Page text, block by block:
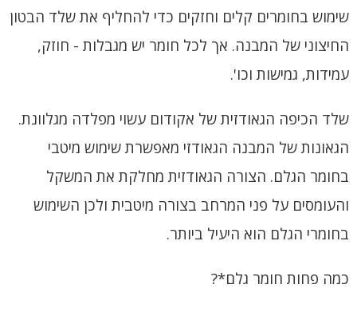
שימוש בחומרים קלים וחזקים כדי להחליף את שלד הבטון
החיצוני של המבנה. אך לכל חומר יש מגבלות - חוזק,
עמידות, גמישות וכו'.
שלד הכיפה הגאודזית של אקודום עשוי מפלדה מגלוונת.
הגאונות של המבנה הגאודזי מאפשרת שימוש מיטבי
בחומר הגלם. הצורה הגאודזית מחלקת את המשקל
והעומסים על פני המרחב בצורה מיטבית ולכן השימוש
בחומרי הגלם הוא היעיל ביותר.
כמה פחות חומר גלם*?